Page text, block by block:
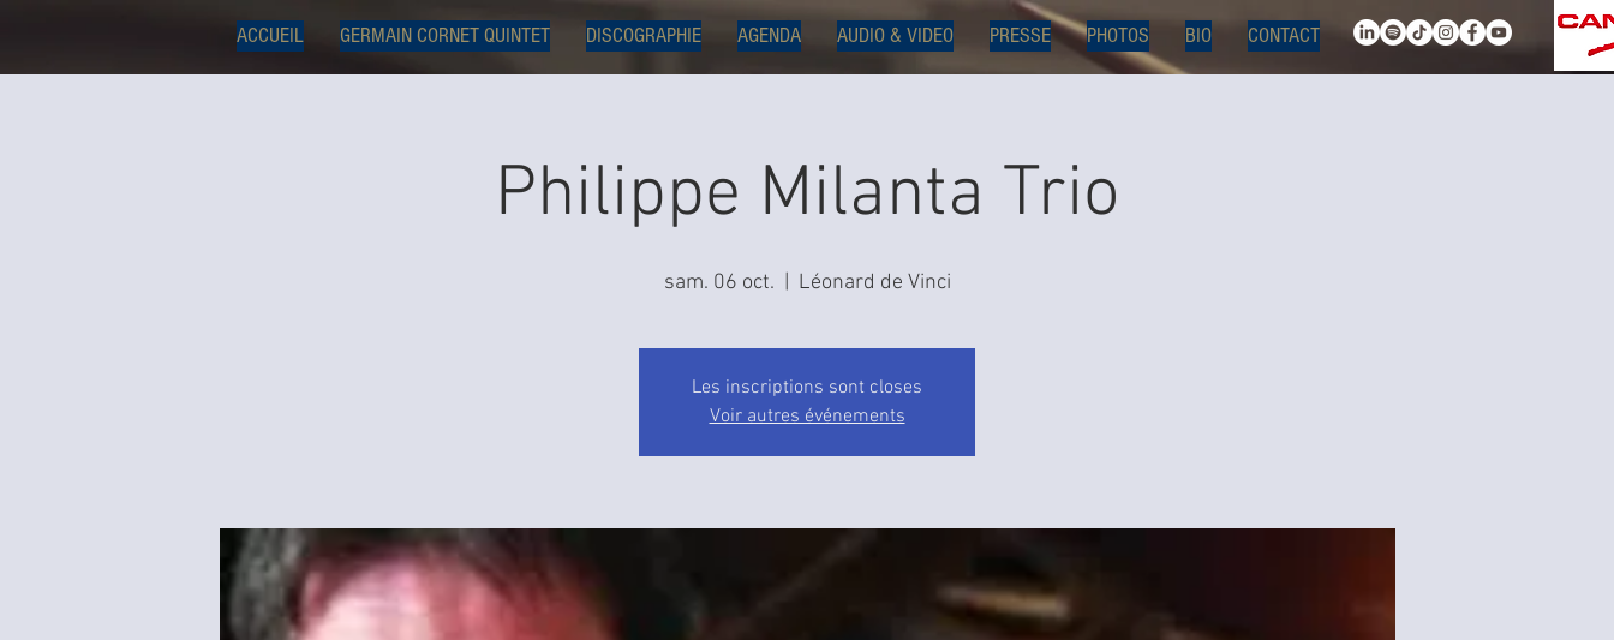
ACCUEIL GERMAIN CORNET QUINTET DISCOGRAPHIE AGENDA AUDIO & VIDEO PRESSE PHOTOS BIO CONTACT
Philippe Milanta Trio
sam. 06 oct. Léonard de Vinci
Les inscriptions sont closes
Voir autres événements